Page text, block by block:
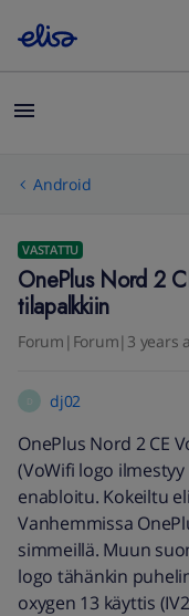
Android
VASTATTU
OnePlus Nord 2
tilapalkkiin
Forum|Forum|3 years
dj02
OnePlus Nord 2 CE
(VoWifi logo
enabloitu. Kokeiltu
Vanhemmissa
simmeillä. Muun
logo tähänkin
oxygen 13 käyttis